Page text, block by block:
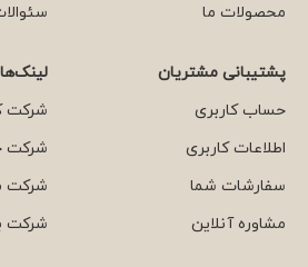
محصولات ما
پشتیبانی مشتریان
حساب کاربری
اطلاعات کاربری
سفارشات شما
مشاوره آنلاین
شرکت
شرکت
شرکت
شرکت